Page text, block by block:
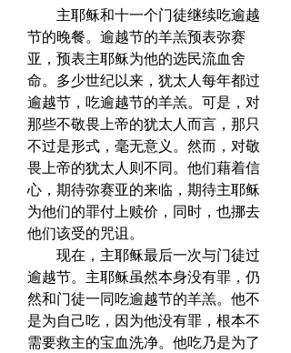
主耶稣和十一个门徒继续吃逾越
节的晚餐。逾越节的羊羔预表弥赛
亚，预表主耶稣为他的选民流血舍
命。多少世纪以来，犹太人每年都过
逾越节，吃逾越节的羊羔。可是，对
那些不敬畏上帝的犹太人而言，那只
不过是形式，毫无意义。然而，对敬
畏上帝的犹太人则不同。他们藉着信
心，期待弥赛亚的来临，期待主耶稣
为他们的罪付上赎价，同时，也挪去
他们该受的咒诅。
现在，主耶稣最后一次与门徒过
逾越节。主耶稣虽然本身没有罪，仍
然和门徒一同吃逾越节的羊羔。他不
是为自己吃，因为他没有罪，根本不
需要救主的宝血洗净。他吃乃是为了